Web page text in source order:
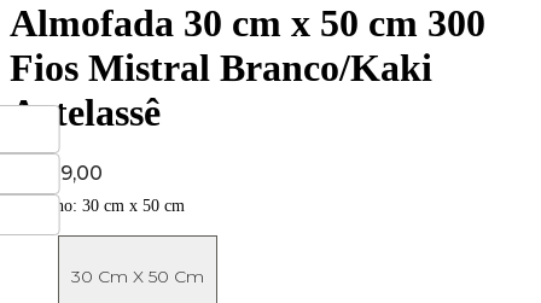
Almofada 30 cm x 50 cm 300
Fios Mistral Branco/Kaki
Artelassê
Price:
R$ 139,00
Tamanho: 30 cm x 50 cm
30 Cm X 50 Cm